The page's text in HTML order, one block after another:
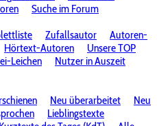
Suche im Forum
Zufallsautor
Autoren-
Hörtext-Autoren
Unsere TOP
Leichen
Nutzer in Auszeit
Neu überarbeitet
Neu
Lieblingstexte